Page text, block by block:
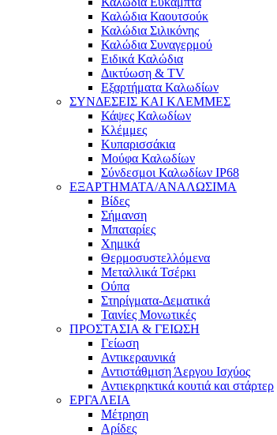
Καλώδια Καουτσούκ
Καλώδια Σιλικόνης
Καλώδια Συναγερμού
Ειδικά Καλώδια
Δικτύωση & TV
Εξαρτήματα Καλωδίων
ΣΥΝΔΕΣΕΙΣ ΚΑΙ ΚΛΕΜΜΕΣ
Κάψες Καλωδίων
Κλέμμες
Κυπαρισσάκια
Μούφα Καλωδίων
Σύνδεσμοι Καλωδίων IP68
ΕΞΑΡΤΗΜΑΤΑ/ΑΝΑΛΩΣΙΜΑ
Βίδες
Σήμανση
Μπαταρίες
Χημικά
Θερμοσυστελλόμενα
Μεταλλικά Τσέρκι
Ούπα
Στηρίγματα-Δεματικά
Ταινίες Μονωτικές
ΠΡΟΣΤΑΣΙΑ & ΓΕΙΩΣΗ
Γείωση
Αντικεραυνικά
Αντιστάθμιση Άεργου Ισχύος
Αντιεκρηκτικά κουτιά και στάρτερ
ΕΡΓΑΛΕΙΑ
Μέτρηση
Αρίδες